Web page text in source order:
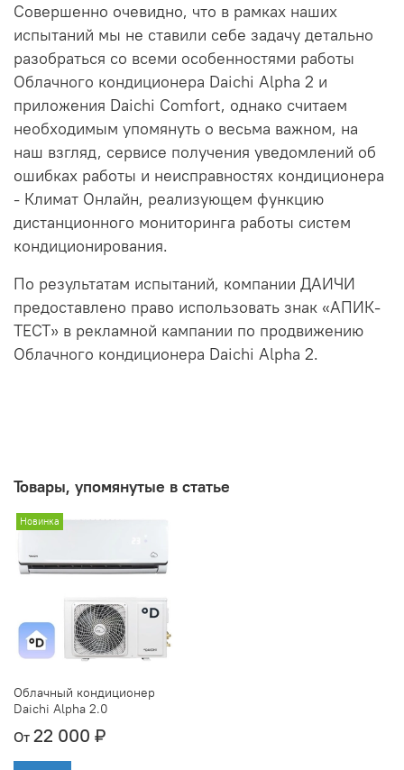
Совершенно очевидно, что в рамках наших
испытаний мы не ставили себе задачу детально
разобраться со всеми особенностями работы
Облачного кондиционера Daichi Alpha 2 и
приложения Daichi Comfort, однако считаем
необходимым упомянуть о весьма важном, на
наш взгляд, сервисе получения уведомлений об
ошибках работы и неисправностях кондиционера
- Климат Онлайн, реализующем функцию
дистанционного мониторинга работы систем
кондиционирования.
По результатам испытаний, компании ДАИЧИ
предоставлено право использовать знак «АПИК-
ТЕСТ» в рекламной кампании по продвижению
Облачного кондиционера Daichi Alpha 2.
Товары, упомянутые в статье
Новинка
Облачный кондиционер
Daichi Alpha 2.0
От 22 000 ₽